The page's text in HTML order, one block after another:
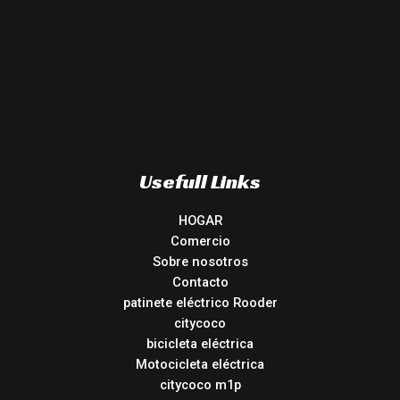
Usefull Links
HOGAR
Comercio
Sobre nosotros
Contacto
patinete eléctrico Rooder
citycoco
bicicleta eléctrica
Motocicleta eléctrica
citycoco m1p